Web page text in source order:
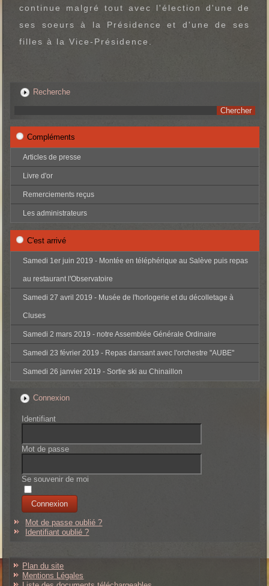
continue malgré tout avec l'élection d'une de
ses soeurs à la Présidence et d'une de ses
filles à la Vice-Présidence.
Recherche
Compléments
Articles de presse
Livre d'or
Remerciements reçus
Les administrateurs
C'est arrivé
Samedi 1er juin 2019 - Montée en téléphérique au Salève puis repas
au restaurant l'Observatoire
Samedi 27 avril 2019 - Musée de l'horlogerie et du décolletage à
Cluses
Samedi 2 mars 2019 - notre Assemblée Générale Ordinaire
Samedi 23 février 2019 - Repas dansant avec l'orchestre "AUBE"
Samedi 26 janvier 2019 - Sortie ski au Chinaillon
Connexion
Identifiant
Mot de passe
Se souvenir de moi
Mot de passe oublié ?
Identifiant oublié ?
Plan du site
Mentions Légales